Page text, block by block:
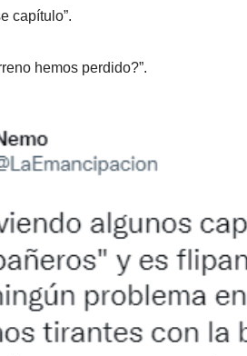
capítulo”.
hemos perdido?”.